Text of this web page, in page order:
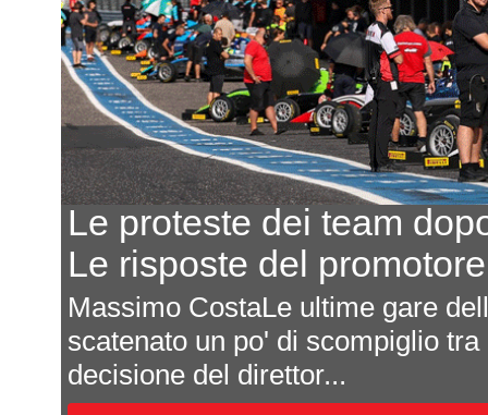
Le proteste dei team
Le risposte del
Massimo CostaLe ultime gare
scatenato un po' di scompiglio
decisione del direttor...